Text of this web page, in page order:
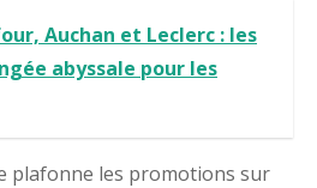
Auchan et Leclerc : les
abyssale pour les
plafonne les promotions sur